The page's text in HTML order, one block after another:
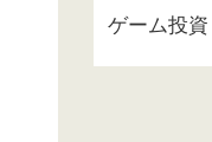
ゲーム投資